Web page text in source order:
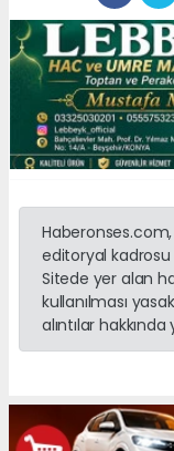
Haberonses.com,
editoryal kadrosu
Sitede yer alan
kullanılması
alıntılar